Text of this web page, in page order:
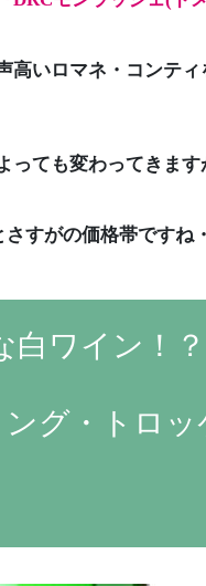
高いロマネ・コンテ
っても変わってきま
すがの価格帯ですね
白ワイン！
グ・トロ